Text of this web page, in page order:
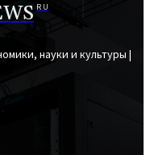
RU
науки и культуры |